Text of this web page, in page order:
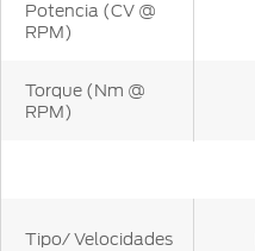
Potencia (CV @
RPM)
Torque (Nm @
RPM)
Tipo/ Velocidades